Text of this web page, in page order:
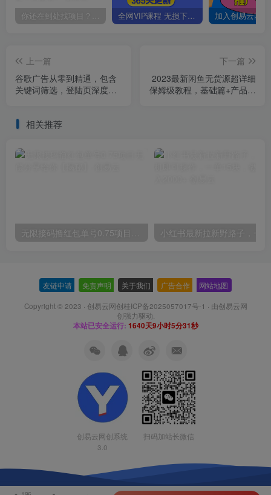
你还在到处找项目？还在当韭菜？我靠卖项目一个月收入5万+，曾经我也是个失败者。 全网VIP课程 无损下载~
上一篇
谷歌广告从零到精通，包含
关键词筛选，登陆页深度策
下一篇
2023最新闲鱼无货源超详细
保姆级教程，基础篇+产品篇
相关推荐
无限接码撸红包单号0.75项目无偿分享给你【揭秘】
友链申请 免责声明 关于我们 广告合作 网站地图
Copyright © 2023 · 创易云网创桂ICP备2025057017号-1 · 由创易云网
创强力驱动.
本站已安全运行: 1640天9小时5分31秒
创易云网创系统
3.0
扫码加站长微信